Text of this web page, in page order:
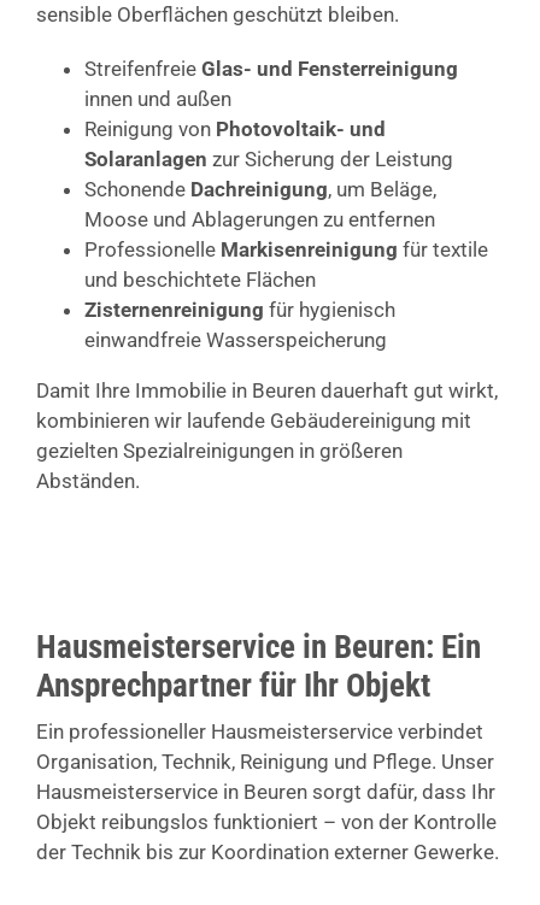
sensible Oberflächen geschützt bleiben.
Streifenfreie Glas- und Fensterreinigung
innen und außen
Reinigung von Photovoltaik- und
Solaranlagen zur Sicherung der Leistung
Schonende Dachreinigung, um Beläge,
Moose und Ablagerungen zu entfernen
Professionelle Markisenreinigung für textile
und beschichtete Flächen
Zisternenreinigung für hygienisch
einwandfreie Wasserspeicherung
Damit Ihre Immobilie in Beuren dauerhaft gut wirkt,
kombinieren wir laufende Gebäudereinigung mit
gezielten Spezialreinigungen in größeren
Abständen.
Hausmeisterservice in Beuren: Ein
Ansprechpartner für Ihr Objekt
Ein professioneller Hausmeisterservice verbindet
Organisation, Technik, Reinigung und Pflege. Unser
Hausmeisterservice in Beuren sorgt dafür, dass Ihr
Objekt reibungslos funktioniert – von der Kontrolle
der Technik bis zur Koordination externer Gewerke.